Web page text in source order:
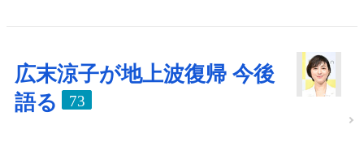
広末涼子が地上波復帰 今後
語る
73